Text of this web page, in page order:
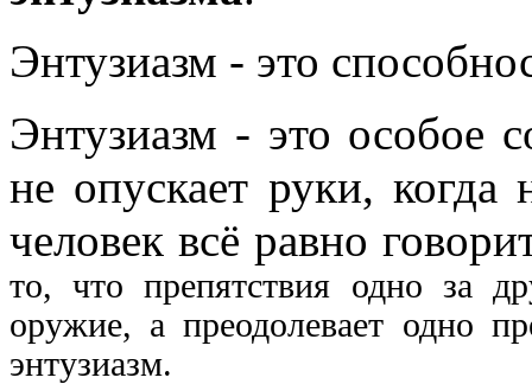
Энтузиазм - это
Энтузиазм - это особое
не опускает руки, когда
человек всё равно
то, что препятствия одно за
оружие, а преодолевает одно
энтузиазм.